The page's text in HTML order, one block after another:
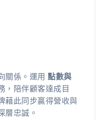
關係。運用 點數與
，陪伴顧客達成目
藉此同步贏得營收與
層忠誠。